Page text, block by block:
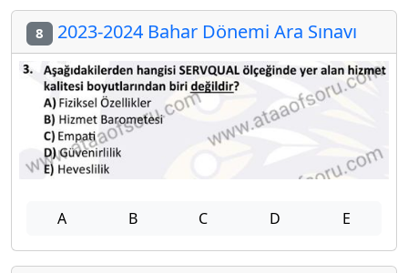
8 2023-2024 Bahar Dönemi Ara Sınavı
A B C D E